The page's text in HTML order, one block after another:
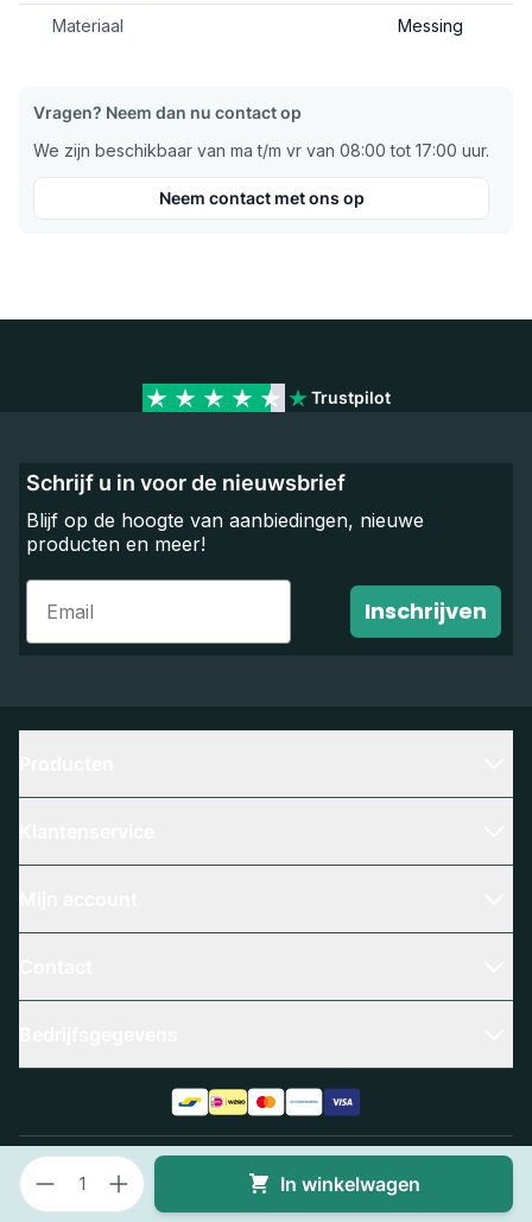
Aantal
In winkelwagen
Materiaal Messing
Vragen? Neem dan nu contact op
We zijn beschikbaar van ma t/m vr van 08:00 tot 17:00 uur.
Neem contact met ons op
Trustpilot
Schrijf u in voor de nieuwsbrief
Blijf op de hoogte van aanbiedingen, nieuwe
producten en meer!
Email
Inschrijven
Algemene voorwaarden
Copyright © 2023